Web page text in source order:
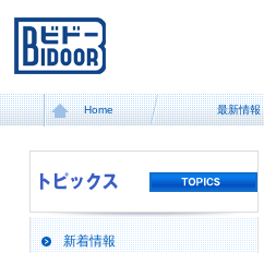
Home 最新情報
新着情報